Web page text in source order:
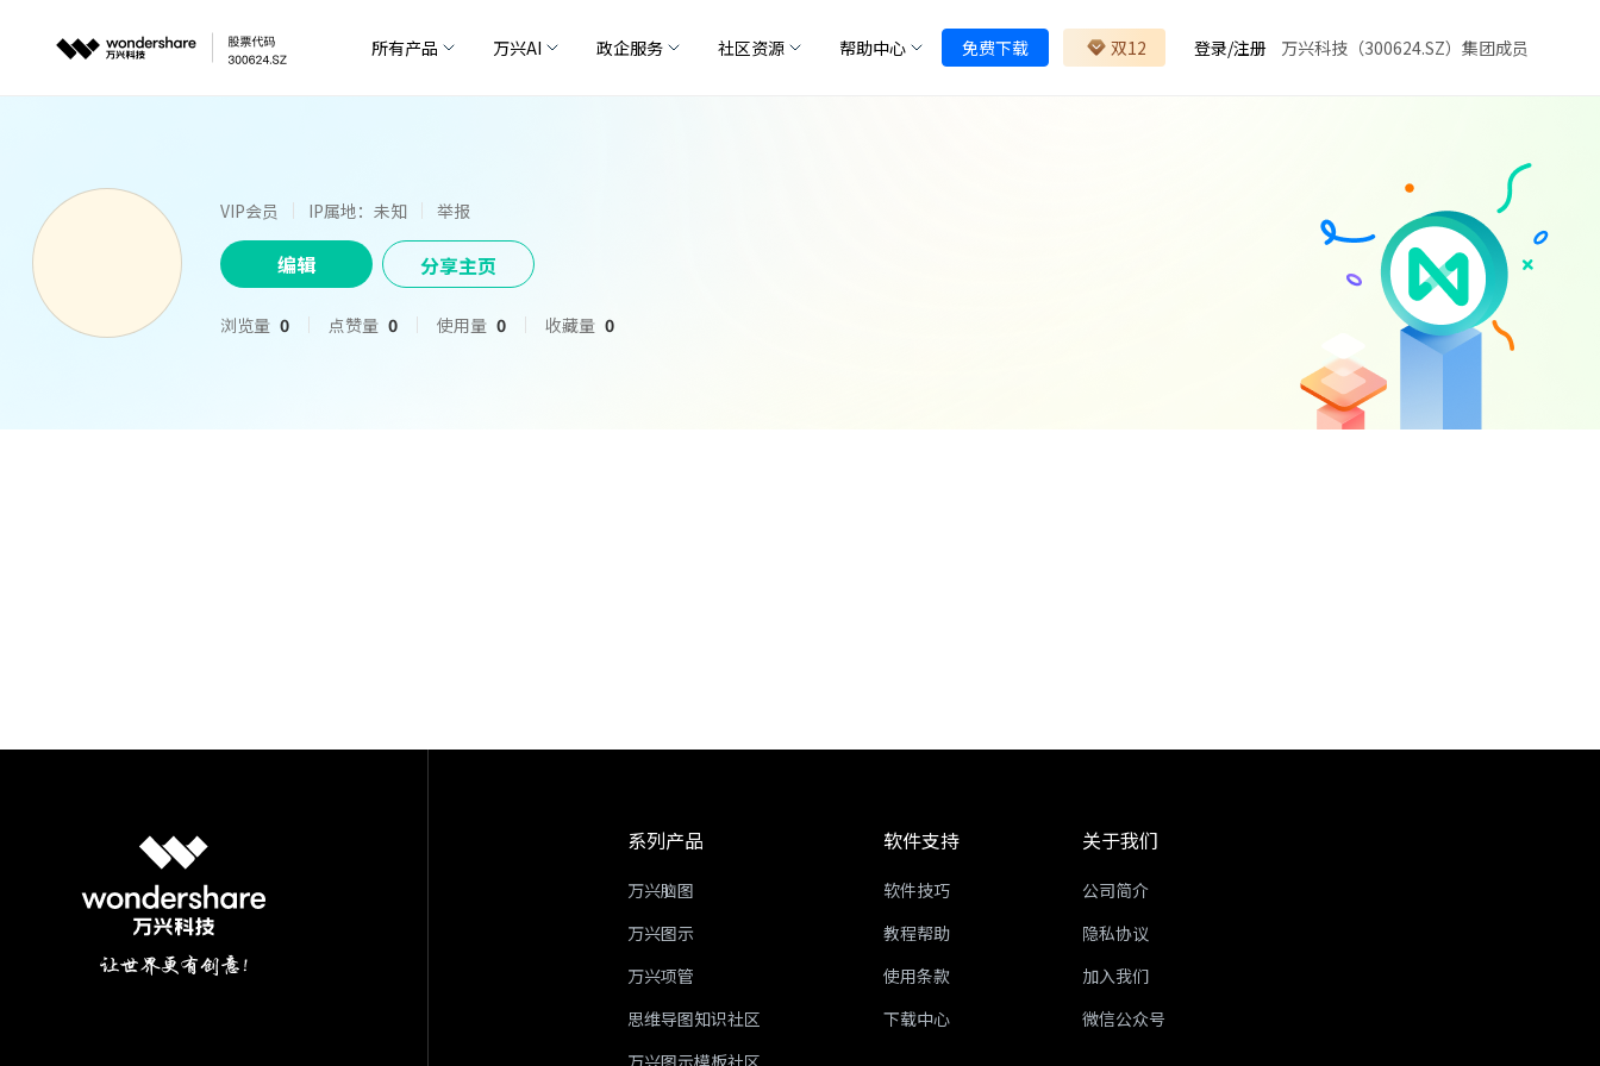
所有产品 万兴AI 政企服务 社区资源 帮助中心 免费下载 双12 登录/注册 万兴科技（300624.SZ）集团成员
VIP会员 IP属地：未知 举报
编辑 分享主页
浏览量 0 点赞量 0 使用量 0 收藏量 0
系列产品
万兴脑图
万兴图示
万兴项管
思维导图知识社区
万兴图示模板社区
软件支持
软件技巧
教程帮助
使用条款
下载中心
关于我们
公司简介
隐私协议
加入我们
微信公众号